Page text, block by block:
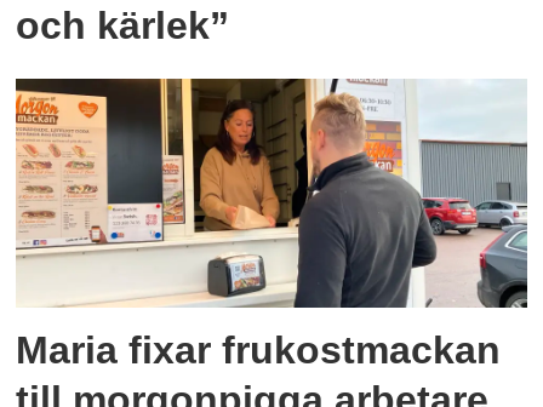
och kärlek”
Maria fixar frukostmackan